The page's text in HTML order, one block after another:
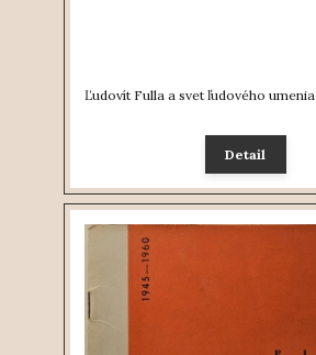
Ľudovít Fulla a svet ľudového umenia
Detail